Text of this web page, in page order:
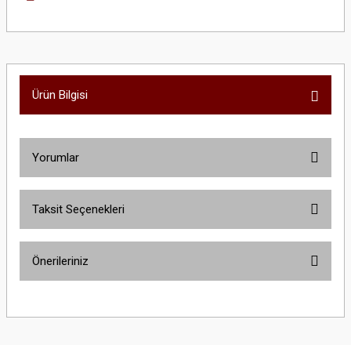
Ürün Bilgisi
Yorumlar
Taksit Seçenekleri
Önerileriniz
yetersiz gördüğünüz noktaları öneri formunu kullanarak tarafımıza